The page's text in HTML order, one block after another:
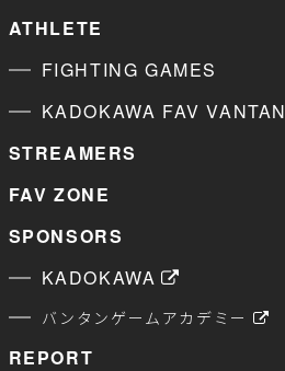
ATHLETE
FIGHTING GAMES
KADOKAWA FAV VANTAN
STREAMERS
FAV ZONE
SPONSORS
KADOKAWA
バンタンゲームアカデミー
REPORT